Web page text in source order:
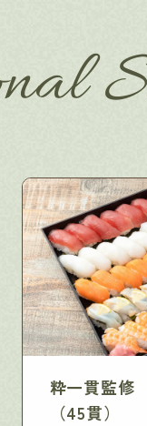
粋一貫監修
（45貫）